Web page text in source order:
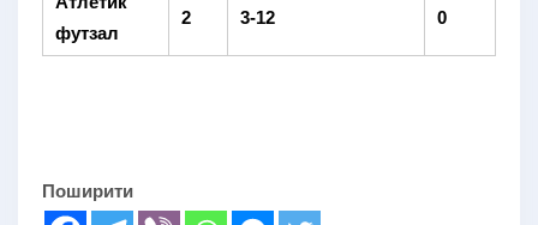
футзал
2 3-12 0
Поширити